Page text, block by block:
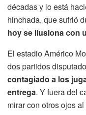
décadas y lo está
hinchada, que sufrió
hoy se ilusiona con
El estadio Américo
dos partidos
contagiado a los
entrega. Y fuera del
mirar con otros ojos